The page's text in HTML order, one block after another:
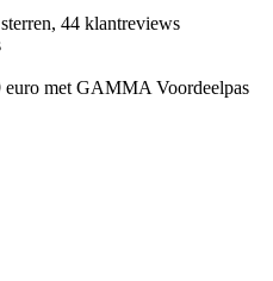
44 klantreviews
met GAMMA Voordeelpas